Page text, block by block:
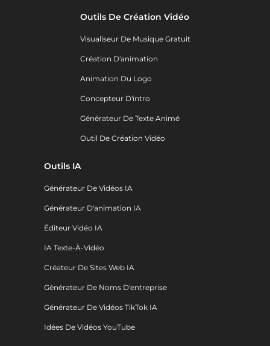
Outils De Création Vidéo
Visualiseur De Musique Gratuit
Création D'animation
Animation Du Logo
Concepteur D'intro
Générateur De Texte Animé
Outil De Création Vidéo
Outils IA
Générateur De Vidéos IA
Générateur D'animation IA
Éditeur Vidéo IA
IA Texte-À-Vidéo
Créateur De Sites Web IA
Générateur De Noms D'entreprise
Générateur De Vidéos TikTok IA
Idées De Vidéos YouTube